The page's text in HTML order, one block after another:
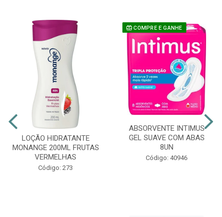
LOÇÃO HIDRATANTE
MONANGE 200ML FRUTAS
VERMELHAS
Código: 273
COMPRE E GANHE
ABSORVENTE INTIMUS
GEL SUAVE COM ABAS
8UN
Código: 40946